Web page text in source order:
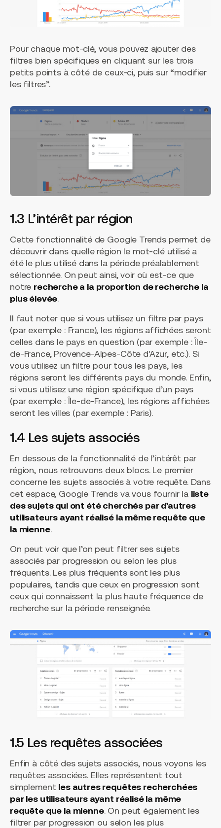
Pour chaque mot-clé, vous pouvez ajouter des
filtres bien spécifiques en cliquant sur les trois
petits points à côté de ceux-ci, puis sur “modifier
les filtres”.
1.3 L’intérêt par région
Cette fonctionnalité de Google Trends permet de
découvrir dans quelle région le mot-clé utilisé a
été le plus utilisé dans la période préalablement
sélectionnée. On peut ainsi, voir où est-ce que
notre recherche a la proportion de recherche la
plus élevée.
Il faut noter que si vous utilisez un filtre par pays
(par exemple : France), les régions affichées seront
celles dans le pays en question (par exemple : Île-
de-France, Provence-Alpes-Côte d'Azur, etc.). Si
vous utilisez un filtre pour tous les pays, les
régions seront les différents pays du monde. Enfin,
si vous utilisez une région spécifique d’un pays
(par exemple : Île-de-France), les régions affichées
seront les villes (par exemple : Paris).
1.4 Les sujets associés
En dessous de la fonctionnalité de l’intérêt par
région, nous retrouvons deux blocs. Le premier
concerne les sujets associés à votre requête. Dans
cet espace, Google Trends va vous fournir la liste
des sujets qui ont été cherchés par d’autres
utilisateurs ayant réalisé la même requête que
la mienne.
On peut voir que l’on peut filtrer ses sujets
associés par progression ou selon les plus
fréquents. Les plus fréquents sont les plus
populaires, tandis que ceux en progression sont
ceux qui connaissent la plus haute fréquence de
recherche sur la période renseignée.
1.5 Les requêtes associées
Enfin à côté des sujets associés, nous voyons les
requêtes associées. Elles représentent tout
simplement les autres requêtes recherchées
par les utilisateurs ayant réalisé la même
requête que la mienne. On peut également les
filtrer par progression ou selon les plus